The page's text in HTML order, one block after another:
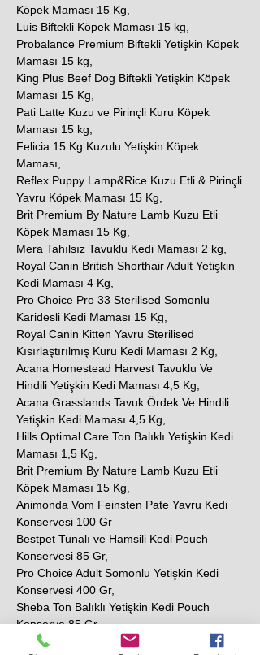
Köpek Maması 15 Kg,
Luis Biftekli Köpek Maması 15 kg,
Probalance Premium Biftekli Yetişkin Köpek
Maması 15 kg,
King Plus Beef Dog Biftekli Yetişkin Köpek
Maması 15 Kg,
Pati Latte Kuzu ve Pirinçli Kuru Köpek
Maması 15 kg,
Felicia 15 Kg Kuzulu Yetişkin Köpek
Maması,
Reflex Puppy Lamp&Rice Kuzu Etli & Pirinçli
Yavru Köpek Maması 15 Kg,
Brit Premium By Nature Lamb Kuzu Etli
Köpek Maması 15 Kg,
Mera Tahılsız Tavuklu Kedi Maması 2 kg,
Royal Canin British Shorthair Adult Yetişkin
Kedi Maması 4 Kg,
Pro Choice Pro 33 Sterilised Somonlu
Karidesli Kedi Maması 15 Kg,
Royal Canin Kitten Yavru Sterilised
Kısırlaştırılmış Kuru Kedi Maması 2 Kg,
Acana Homestead Harvest Tavuklu Ve
Hindili Yetişkin Kedi Maması 4,5 Kg,
Acana Grasslands Tavuk Ördek Ve Hindili
Yetişkin Kedi Maması 4,5 Kg,
Hills Optimal Care Ton Balıklı Yetişkin Kedi
Maması 1,5 Kg,
Brit Premium By Nature Lamb Kuzu Etli
Köpek Maması 15 Kg,
Animonda Vom Feinsten Pate Yavru Kedi
Konservesi 100 Gr
Bestpet Tunalı ve Hamsili Kedi Pouch
Konservesi 85 Gr,
Pro Choice Adult Somonlu Yetişkin Kedi
Konservesi 400 Gr,
Sheba Ton Balıklı Yetişkin Kedi Pouch
Konserve 85 Gr,
N&D Prime Tavuklu ve Narlı Tahılsız Yetişkin